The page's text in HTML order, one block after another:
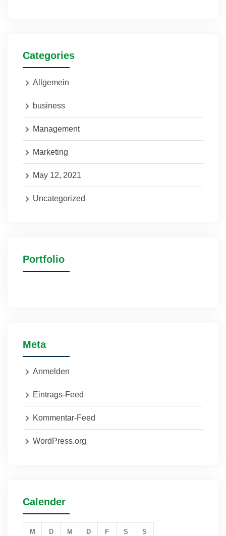
Categories
Allgemein
business
Management
Marketing
May 12, 2021
Uncategorized
Portfolio
Meta
Anmelden
Eintrags-Feed
Kommentar-Feed
WordPress.org
Calender
M D M D F S S